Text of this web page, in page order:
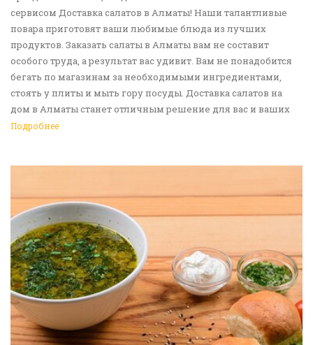
сервисом Доставка салатов в Алматы! Наши талантливые
повара приготовят ваши любимые блюда из лучших
продуктов. Заказать салаты в Алматы вам не составит
особого труда, а результат вас удивит. Вам не понадобится
бегать по магазинам за необходимыми ингредиентами,
стоять у плиты и мыть гору посуды. Доставка салатов на
дом в Алматы станет отличным решение для вас и ваших
родных, друзей. Ведь мы сами берем все хлопоты в свои
Подробнее